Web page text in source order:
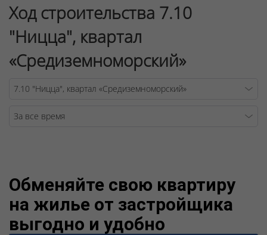
Ход строительства 7.10
"Ницца", квартал
«Средиземноморский»
Обменяйте свою квартиру
на жилье от застройщика
выгодно и удобно